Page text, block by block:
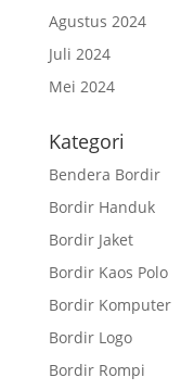
Agustus 2024
Juli 2024
Mei 2024
Kategori
Bendera Bordir
Bordir Handuk
Bordir Jaket
Bordir Kaos Polo
Bordir Komputer
Bordir Logo
Bordir Rompi